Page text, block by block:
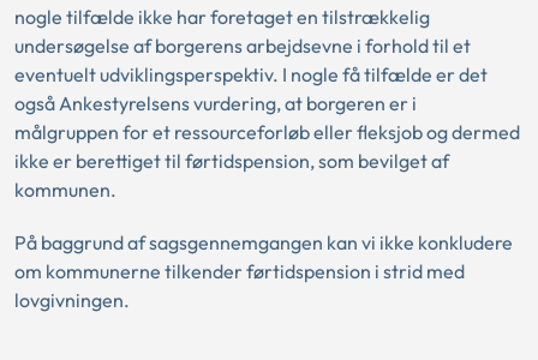
nogle tilfælde ikke har foretaget en tilstrækkelig
undersøgelse af borgerens arbejdsevne i forhold til et
eventuelt udviklingsperspektiv. I nogle få tilfælde er det
også Ankestyrelsens vurdering, at borgeren er i
målgruppen for et ressourceforløb eller fleksjob og dermed
ikke er berettiget til førtidspension, som bevilget af
kommunen.
På baggrund af sagsgennemgangen kan vi ikke konkludere
om kommunerne tilkender førtidspension i strid med
lovgivningen.